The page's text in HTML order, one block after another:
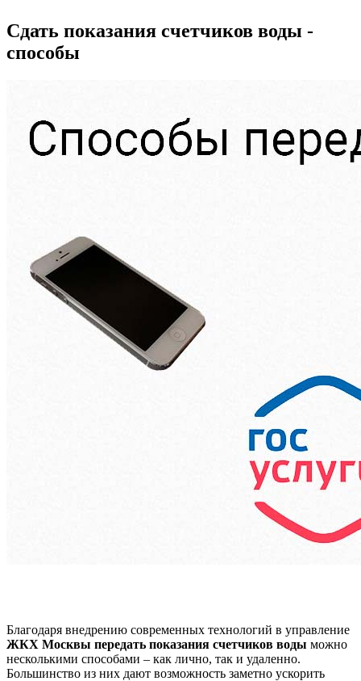
Сдать показания счетчиков воды -
способы
Благодаря внедрению современных технологий в управление
ЖКХ Москвы передать показания счетчиков воды можно
несколькими способами – как лично, так и удаленно.
Большинство из них дают возможность заметно ускорить